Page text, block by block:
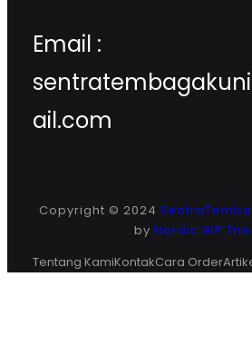
Email :
ail.com
Copyright © 2024
by Nordic WP
Tentang KamiKontakCara Order